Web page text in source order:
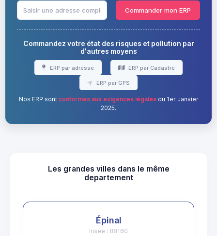
Commander mon ERP
Commandez votre état des risques et pollution par
d'autres moyens
ERP par adresse ERP par Cadastre
ERP par GPS
Nos ERP sont conformes aux exigences légalesdu 1er Janvier
2025.
Les grandes villes dans le même
departement
Épinal
Insee : 88160